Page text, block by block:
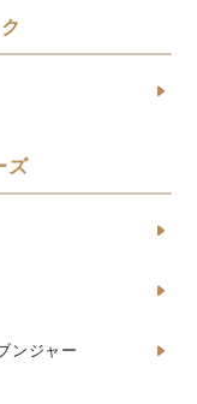
ズ
ンジャー